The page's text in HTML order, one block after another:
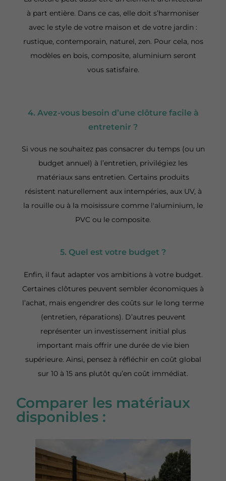
à part entière. Dans ce cas, elle doit s’harmoniser
avec le style de votre maison et de votre jardin :
rustique, contemporain, naturel, zen. Pour cela, nos
modèles en bois, composite, aluminium seront
vous satisfaire.
4. Avez-vous besoin d’une clôture facile à
entretenir ?
Si vous ne souhaitez pas consacrer du temps (ou un
budget annuel) à l’entretien, privilégiez les
matériaux sans entretien. Certains produits
résistent naturellement aux intempéries, aux UV, à
la rouille ou à la moisissure comme l'aluminium, le
PVC ou le composite.
5. Quel est votre budget ?
Enfin, il faut adapter vos ambitions à votre budget.
Certaines clôtures peuvent sembler économiques à
l’achat, mais engendrer des coûts sur le long terme
(entretien, réparations). D’autres peuvent
représenter un investissement initial plus
important mais offrir une durée de vie bien
supérieure. Ainsi, pensez à réfléchir en coût global
sur 10 à 15 ans plutôt qu’en coût immédiat.
Comparer les matériaux
disponibles :